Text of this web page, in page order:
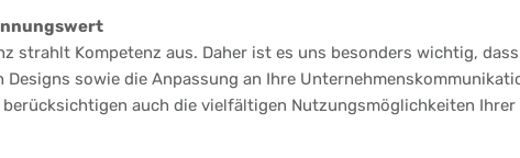
strahlt Kompetenz aus. Daher ist es uns besonders wichtig,
sowie die Anpassung an Ihre
auch die vielfältigen Nutzungsmöglichkeiten